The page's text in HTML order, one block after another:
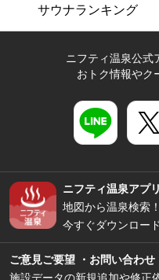
サウナランキング
ニフティ温泉公式
おトク情報やク
ニフティ温泉アプリ
地図から温泉検索
今すぐダウンロー
ご意見ご要望 ・お問い合わせ